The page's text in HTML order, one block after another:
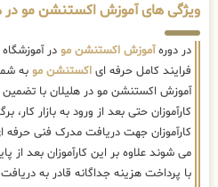
ویژگی های آموزش اکستنشن مو در
در دورهآموزش اکستنشن مو در
فرایند کامل حرفه ای اکستنشن مو به
آموزش اکستنشن مو در هلیلان با تضمین
کارآموزان حتی بعد از ورود به بازار کار،
کارآموزان جهت دریافت مدرک فنی حرفه
می شوند علاوه بر این کارآموزان بعد از
با پرداخت هزینه جداگانه قادر به دریافت